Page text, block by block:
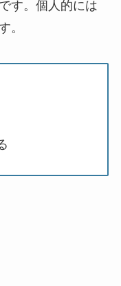
す。個人的には
。